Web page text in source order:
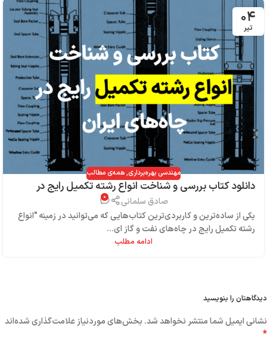
۰۴
تیر
مهندسی بهره‌برداری,همه‌ی مطالب
دانلود کتاب بررسی و شناخت انواع رشته تکمیل رایج در
صادق سلمانی ۰
یکی از ساده‌ترین و کاربردی‌ترین کتاب‌هایی که می‌توانید در زمینه "انواع
رشته تکمیل رایج در چاه‌های نفت و گاز ای...
ادامه مطلب
دیدگاهتان را بنویسید
نشانی ایمیل شما منتشر نخواهد شد. بخش‌های موردنیاز علامت‌گذاری شده‌اند
*